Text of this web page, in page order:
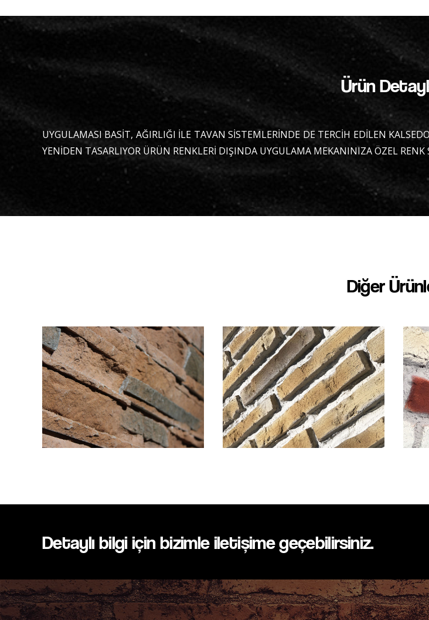
Ürün
UYGULAMASI BASİT, AĞIRLIĞI İLE TAVAN SİSTEMLERİNDE DE TERCİH EDİLEN
YENİDEN TASARLIYOR ÜRÜN RENKLERİ DIŞINDA UYGULAMA MEKANINIZA ÖZEL RENK
Diğer
Detaylı bilgi için bizimle iletişime geçebilirsiniz.